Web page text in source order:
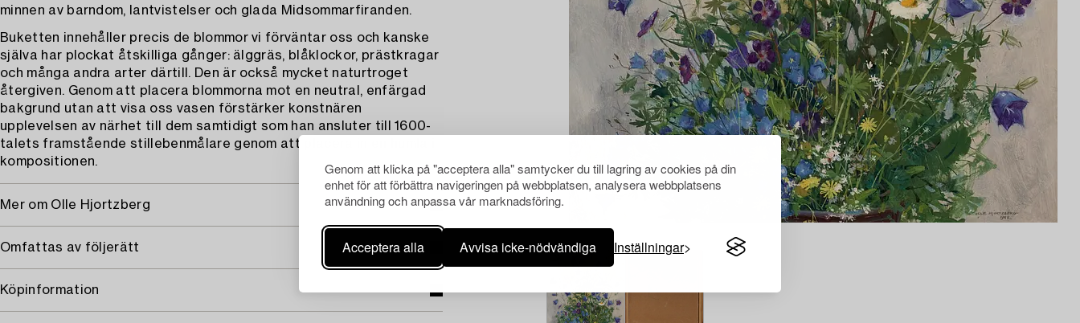
Genom att klicka på "acceptera alla" samtycker du till lagring av cookies på din
enhet för att förbättra navigeringen på webbplatsen, analysera webbplatsens
användning och anpassa vår marknadsföring.
Acceptera alla Avvisa icke-nödvändiga Inställningar
minnen av barndom, lantvistelser och glada Midsommarfiranden.
Buketten innehåller precis de blommor vi förväntar oss och kanske
själva har plockat åtskilliga gånger: älggräs, blåklockor, prästkragar
och många andra arter därtill. Den är också mycket naturtroget
återgiven. Genom att placera blommorna mot en neutral, enfärgad
bakgrund utan att visa oss vasen förstärker konstnären
upplevelsen av närhet till dem samtidigt som han ansluter till 1600-
talets framstående stillebenmålare genom att placera in en humla i
kompositionen.
Mer om Olle Hjortzberg
Omfattas av följerätt
Köpinformation